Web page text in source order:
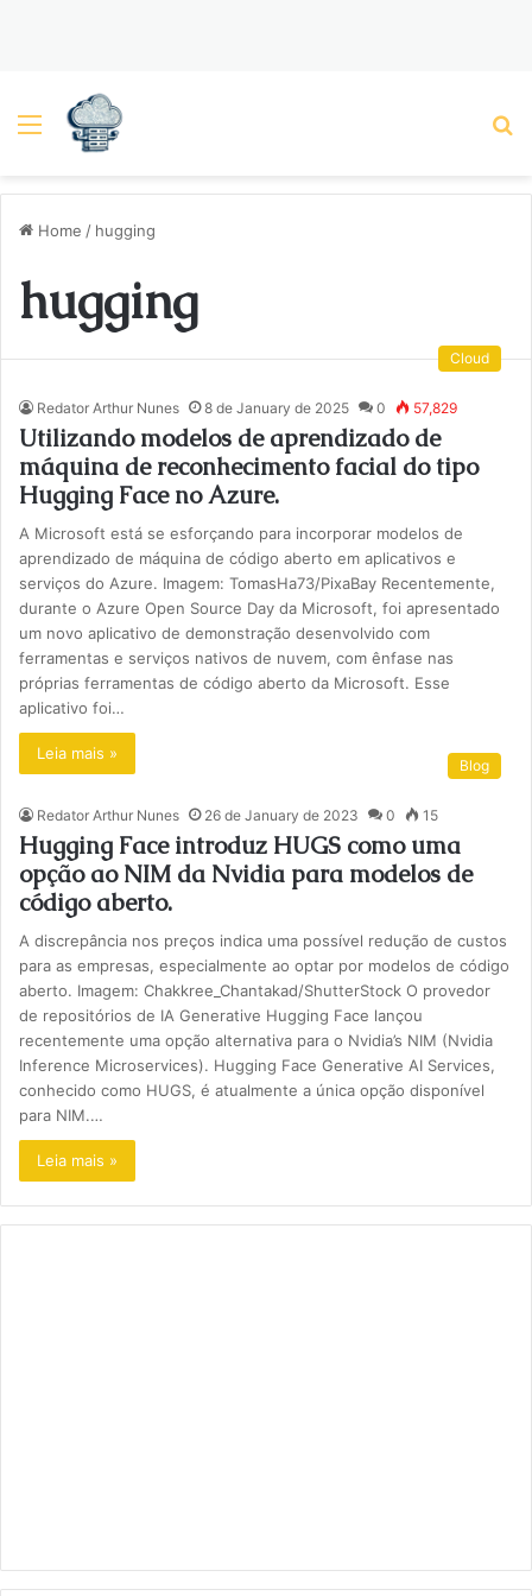
Menu
Home / hugging
hugging
Cloud
Redator Arthur Nunes 8 de January de 2025 0 57,829
Utilizando modelos de aprendizado de
máquina de reconhecimento facial do tipo
Hugging Face no Azure.
A Microsoft está se esforçando para incorporar modelos de
aprendizado de máquina de código aberto em aplicativos e
serviços do Azure. Imagem: TomasHa73/PixaBay Recentemente,
durante o Azure Open Source Day da Microsoft, foi apresentado
um novo aplicativo de demonstração desenvolvido com
ferramentas e serviços nativos de nuvem, com ênfase nas
próprias ferramentas de código aberto da Microsoft. Esse
aplicativo foi…
Leia mais »
Blog
Redator Arthur Nunes 26 de January de 2023 0 15
Hugging Face introduz HUGS como uma
opção ao NIM da Nvidia para modelos de
código aberto.
A discrepância nos preços indica uma possível redução de custos
para as empresas, especialmente ao optar por modelos de código
aberto. Imagem: Chakkree_Chantakad/ShutterStock O provedor
de repositórios de IA Generative Hugging Face lançou
recentemente uma opção alternativa para o Nvidia’s NIM (Nvidia
Inference Microservices). Hugging Face Generative AI Services,
conhecido como HUGS, é atualmente a única opção disponível
para NIM.…
Leia mais »